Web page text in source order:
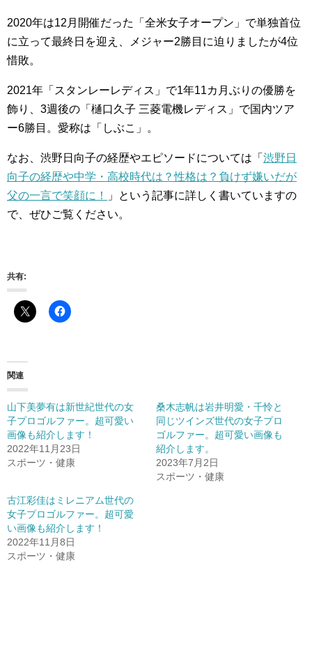
2020年は12月開催だった「全米女子オープン」で単独首位
に立って最終日を迎え、メジャー2勝目に迫りましたが4位
惜敗。
2021年「スタンレーレディス」で1年11カ月ぶりの優勝を
飾り、3週後の「樋口久子 三菱電機レディス」で国内ツア
ー6勝目。愛称は「しぶこ」。
なお、渋野日向子の経歴やエピソードについては「 渋野日
向子の経歴や中学・高校時代は？性格は？負けず嫌いだが
父の一言で笑顔に！
」という記事に詳しく書いていますの
で、ぜひご覧ください。
共有:
関連
山下美夢有は新世紀世代の女
子プロゴルファー。超可愛い
画像も紹介します！
2022年11月23日
スポーツ・健康
桑木志帆は岩井明愛・千怜と
同じツインズ世代の女子プロ
ゴルファー。超可愛い画像も
紹介します。
2023年7月2日
スポーツ・健康
古江彩佳はミレニアム世代の
女子プロゴルファー。超可愛
い画像も紹介します！
2022年11月8日
スポーツ・健康